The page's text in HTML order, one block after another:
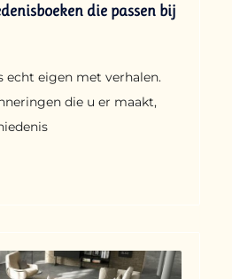
die passen bij
echt eigen met verhalen.
die u er maakt,